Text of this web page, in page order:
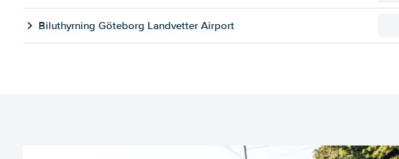
Biluthyrning Göteborg Landvetter Airport